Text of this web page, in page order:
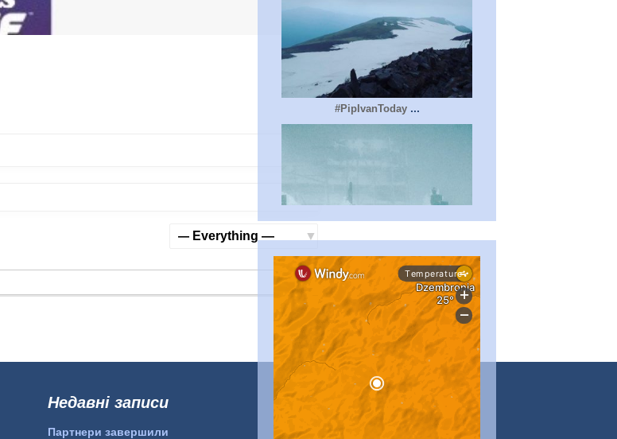
#PipIvanToday ...
#PipIvanToday...
pimrec_project
Недавні записи
Партнери завершили